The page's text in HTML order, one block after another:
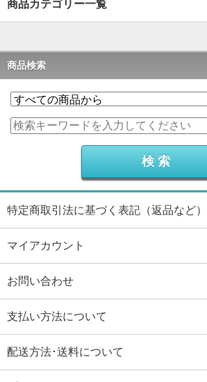
商品カテゴリー一覧
商品検索
特定商取引法に基づく表記（返品など）
マイアカウント
お問い合わせ
支払い方法について
配送方法･送料について